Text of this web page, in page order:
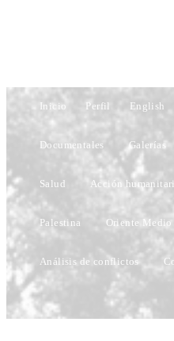
Inicio Perfil English
Documentales Galerías
Salud Acción
Palestina Oriente Medio
Análisis de conflictos